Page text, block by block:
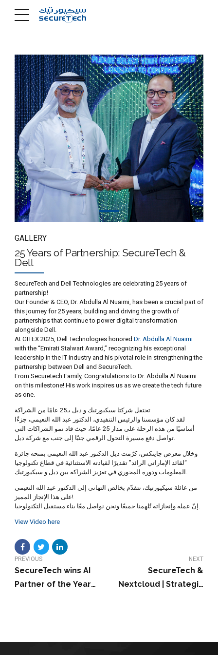
GALLERY
25 Years of Partnership: SecureTech &
Dell
SecureTech and Dell Technologies are celebrating 25 years of
partnership!
Our Founder & CEO, Dr. Abdulla Al Nuaimi, has been a crucial part of
this journey for 25 years, building and driving the growth of
partnerships that continue to power digital transformation
alongside Dell.
At GITEX 2025, Dell Technologies honored Dr. Abdulla Al Nuaimi
with the “Emirati Stalwart Award,” recognizing his exceptional
leadership in the IT industry and his pivotal role in strengthening the
partnership between Dell and SecureTech.
From Securetech Family, Congratulations to Dr. Abdulla Al Nuaimi
on this milestone! His work inspires us as we create the tech future
as one.
تحتفل شركتا سيكيورتيك و ديل بـ25 عامًا من الشراكة
لقد كان مؤسسنا والرئيس التنفيذي، الدكتور عبد الله النعيمي، جزءًا
أساسيًا من هذه الرحلة على مدار 25 عامًا، حيث قاد نمو الشراكات التي
وخلال معرض جايتكس، كرّمت ديل الدكتور عبد الله النعيمي بمنحه جائزة
“لقائد الإماراتي الرائد” تقديرًا لقيادته الاستثنائية في قطاع تكنولوجيا
من عائلة سيكيورتيك، نتقدّم بخالص التهاني إلى الدكتور عبد الله النعيمي
على هذا الإنجاز المميز!
View Video here
PREVIOUS
SecureTech wins AI
Partner of the Year
NEXT
SecureTech &
Nextcloud | Strategic